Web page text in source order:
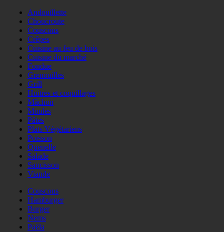
Andouillette
Choucroute
Couscous
Crêpes
Cuisine au feu de bois
Cuisine du marché
Fondue
Grenouilles
Grill
Huitres et coquillages
Mâchon
Moules
Pâtes
Plats Végétariens
Poisson
Quenelle
Salade
Saucisson
Viande
Couscous
Hamburger
Burger
Nems
Paëla